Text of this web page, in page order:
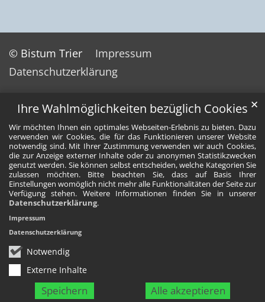
Ihre Wahlmöglichkeiten bezüglich Cookies
Wir möchten Ihnen ein optimales Webseiten-Erlebnis zu bieten. Dazu
verwenden wir Cookies, die für das Funktionieren unserer Website
notwendig sind. Mit Ihrer Zustimmung verwenden wir auch Cookies,
die zur Anzeige externer Inhalte oder zu anonymen Statistikzwecken
genutzt werden. Sie können selbst entscheiden, welche Kategorien Sie
zulassen möchten. Bitte beachten Sie, dass auf Basis Ihrer
Einstellungen womöglich nicht mehr alle Funktionalitäten der Seite zur
Verfügung stehen. Weitere Informationen finden Sie in unserer
Datenschutzerklärung.
Notwendig
Externe Inhalte
Speichern Alle akzeptieren
✕
Impressum
Datenschutzerklärung
© Bistum Trier
Impressum
Datenschutzerklärung